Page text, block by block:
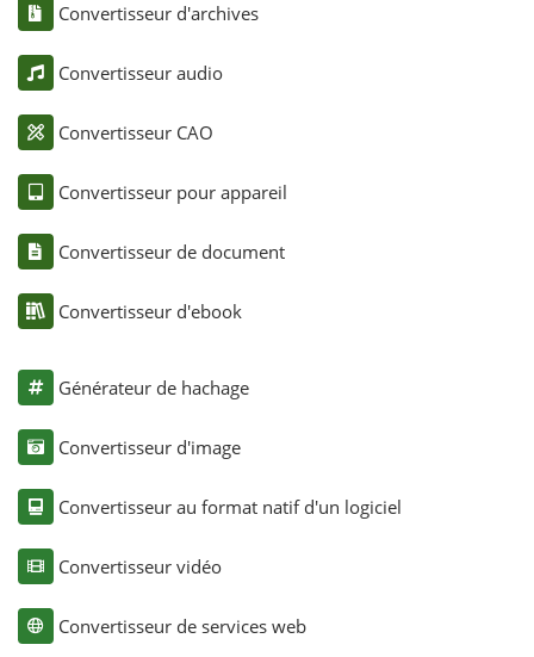
Convertisseur d'archives
Convertisseur audio
Convertisseur CAO
Convertisseur pour appareil
Convertisseur de document
Convertisseur d'ebook
Générateur de hachage
Convertisseur d'image
Convertisseur au format natif d'un logiciel
Convertisseur vidéo
Convertisseur de services web